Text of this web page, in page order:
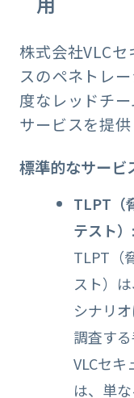
株式会社VLC
スのペネトレ
度なレッドチ
サービスを提供
標準的なサービ
TLPT（
テスト）
TLPT（
スト）
シナリ
調査する
VLCセ
は、単